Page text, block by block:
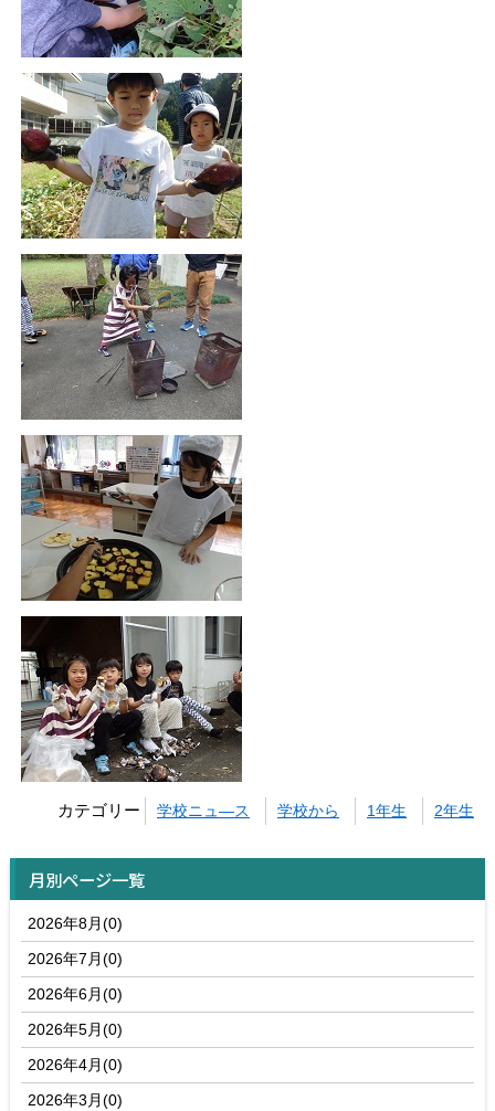
カテゴリー 学校ニュ―ス 学校から 1年生 2年生
月別ページ一覧
2026年8月(0)
2026年7月(0)
2026年6月(0)
2026年5月(0)
2026年4月(0)
2026年3月(0)